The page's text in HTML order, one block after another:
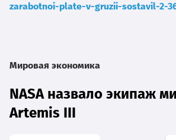
zarabotnoi-plate-v-gruzii-sostavil-2-
Мировая экономика
NASA назвало экипаж
Artemis III